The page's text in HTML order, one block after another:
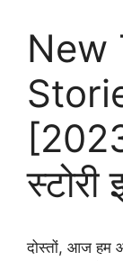
New
स्टोरी
दोस्तों, आज हम